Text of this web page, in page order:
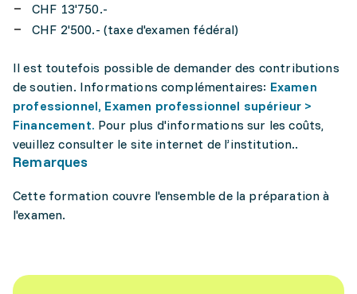
CHF 13'750.-
CHF 2'500.- (taxe d'examen fédéral)
Il est toutefois possible de demander des contributions
de soutien. Informations complémentaires: Examen
professionnel, Examen professionnel supérieur >
Financement. Pour plus d'informations sur les coûts,
veuillez consulter le site internet de l’institution..
Remarques
Cette formation couvre l'ensemble de la préparation à
l'examen.